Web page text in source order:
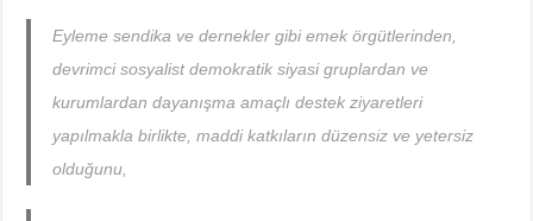
Eyleme sendika ve dernekler gibi emek örgütlerinden,
devrimci sosyalist demokratik siyasi gruplardan ve
kurumlardan dayanışma amaçlı destek ziyaretleri
yapılmakla birlikte, maddi katkıların düzensiz ve yetersiz
olduğunu,